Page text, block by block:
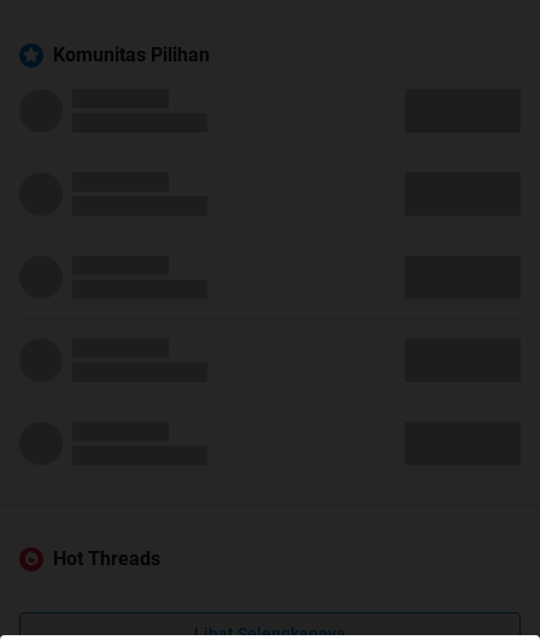
Komunitas Pilihan
Hot Threads
Lihat Selengkapnya